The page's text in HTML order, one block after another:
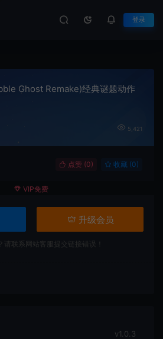
登录
Ghost Remake)经典谜题动作
5,421
点赞 (0) 收藏 (0)
VIP免费
升级会员
请联系网站客服提交链接错误！
v1.0.3